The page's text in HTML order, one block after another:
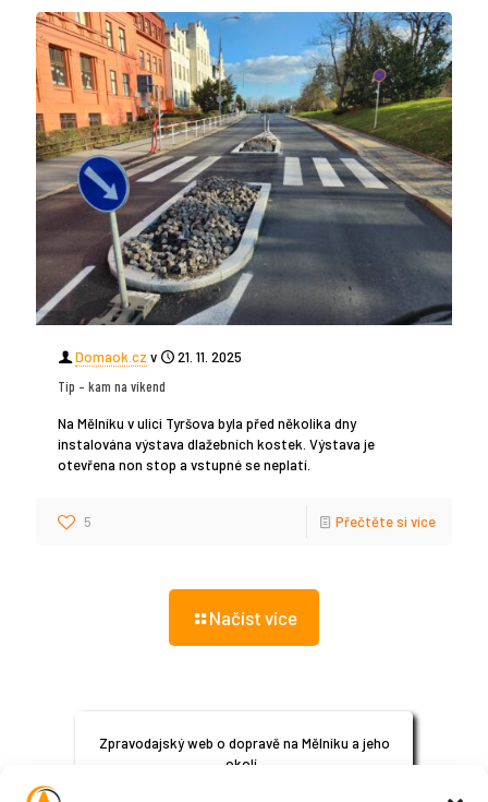
Domaok.cz v
21. 11. 2025
Tip – kam na víkend
Na Mělníku v ulici Tyršova byla před několika dny
instalována výstava dlažebních kostek. Výstava je
otevřena non stop a vstupné se neplatí.
5 Přečtěte si více
Načíst více
Zpravodajský web o dopravě na Mělníku a jeho
okolí.